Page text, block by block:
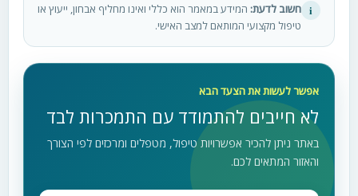
i חשוב לדעת: המידע במאמר הוא כללי ואינו מחליף אבחון, ייעוץ או
טיפול מקצועי המותאם למצב האישי.
אפשר לעשות את הצעד הבא
לא חייבים להתמודד עם התמכרות לבד
באתר ניתן להכיר אפשרויות טיפול, מטפלים ומרכזים לפי הצורך
והאזור המתאים לכם.